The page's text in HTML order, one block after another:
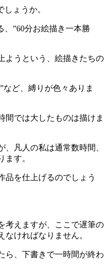
ょうか。
、”60分お絵描き一本勝
ようという、絵描きたちの
など、縛りが色々ありま
間では大したものは描けま
凡人の私は通常数時間、
ます。
品を仕上げるのでしょう
考えますが、ここで遅筆の
なければなりません。
ら、下書きで一時間が終わ